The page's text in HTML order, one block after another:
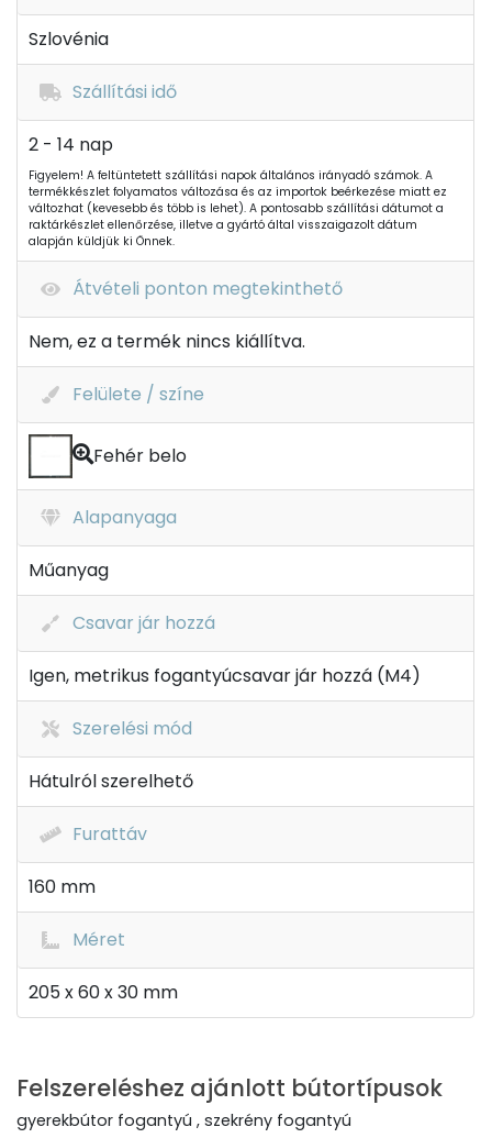
Szlovénia
Szállítási idő
2 - 14 nap
Figyelem! A feltüntetett szállítási napok általános irányadó számok. A
termékkészlet folyamatos változása és az importok beérkezése miatt ez
változhat (kevesebb és több is lehet). A pontosabb szállítási dátumot a
raktárkészlet ellenőrzése, illetve a gyártó által visszaigazolt dátum
alapján küldjük ki Önnek.
Átvételi ponton megtekinthető
Nem, ez a termék nincs kiállítva.
Felülete / színe
Fehér belo
Alapanyaga
Műanyag
Csavar jár hozzá
Igen, metrikus fogantyúcsavar jár hozzá (M4)
Szerelési mód
Hátulról szerelhető
Furattáv
160 mm
Méret
205 x 60 x 30 mm
Felszereléshez ajánlott bútortípusok
gyerekbútor fogantyú , szekrény fogantyú